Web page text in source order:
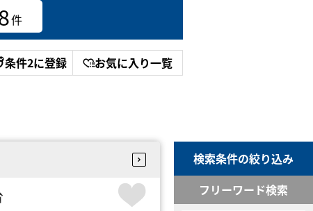
件
条件2に登録 お気に入り一覧
検索条件の絞り込み
フリーワード検索